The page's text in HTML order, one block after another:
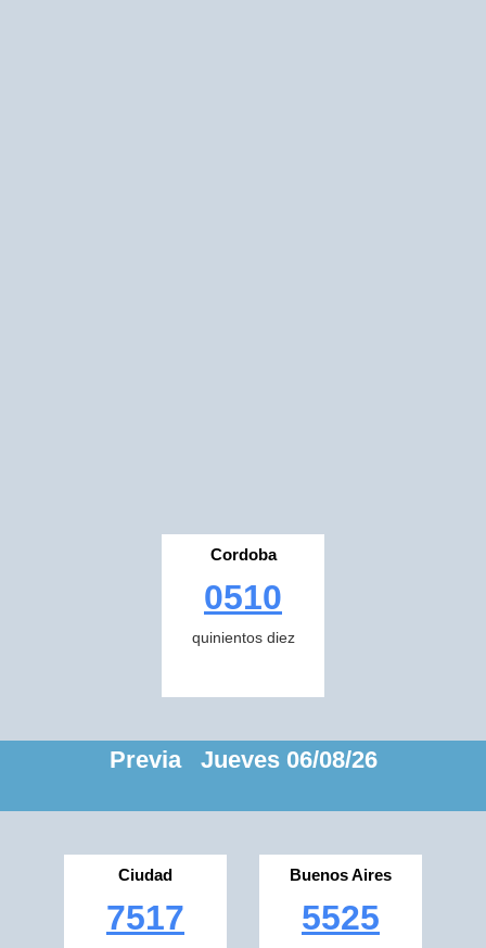
Cordoba
0510
quinientos diez
Previa Jueves 06/08/26
Ciudad
7517
Buenos Aires
5525